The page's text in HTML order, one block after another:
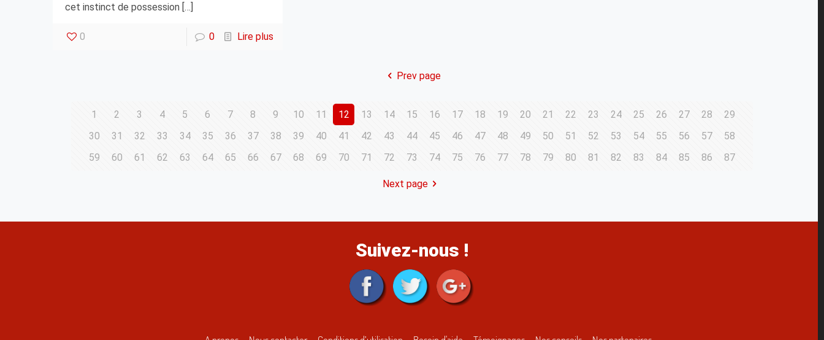
cet instinct de possession […]
0 0 Lire plus
Prev page
1 2 3 4 5 6 7 8 9 10 11 12 13 14 15 16 17 18 19 20 21 22 23 24 25 26 27 28
29
30
31 32 33 34 35 36 37 38 39 40 41 42 43 44 45 46 47 48 49 50 51 52 53 54 55 56 57
58
59
60 61 62 63 64 65 66 67 68 69 70 71 72 73 74 75 76 77 78 79 80 81 82 83 84 85 86 87
Next page
Suivez-nous !